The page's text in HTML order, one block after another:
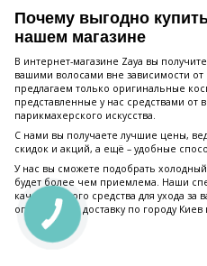
Почему выгодно
нашем магазине
В интернет-магазине Zaya вы
вашими волосами вне зависимости
предлагаем только оригинальные
представленные у нас средствами
парикмахерского искусства.
С нами вы получаете лучшие цены,
скидок и акций, а ещё – удобные
У нас вы сможете подобрать
будет более чем приемлема. Наши
качественного средства для ухода
оперативную доставку по городу Киев